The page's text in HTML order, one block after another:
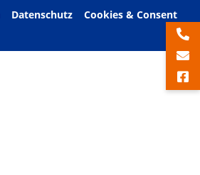
Datenschutz Cookies & Consent